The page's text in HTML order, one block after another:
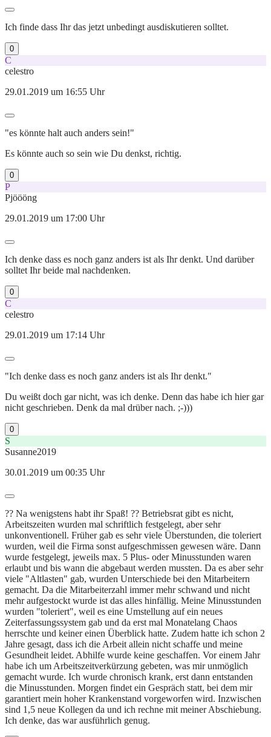
Ich finde dass Ihr das jetzt unbedingt ausdiskutieren solltet.
0
C
celestro
29.01.2019 um 16:55 Uhr
"es könnte halt auch anders sein!"
Es könnte auch so sein wie Du denkst, richtig.
0
P
Pjöööng
29.01.2019 um 17:00 Uhr
Ich denke dass es noch ganz anders ist als Ihr denkt. Und darüber
solltet Ihr beide mal nachdenken.
0
C
celestro
29.01.2019 um 17:14 Uhr
"Ich denke dass es noch ganz anders ist als Ihr denkt."
Du weißt doch gar nicht, was ich denke. Denn das habe ich hier gar
nicht geschrieben. Denk da mal drüber nach. ;-)))
0
S
Susanne2019
30.01.2019 um 00:35 Uhr
?? Na wenigstens habt ihr Spaß! ?? Betriebsrat gibt es nicht,
Arbeitszeiten wurden mal schriftlich festgelegt, aber sehr
unkonventionell. Früher gab es sehr viele Überstunden, die toleriert
wurden, weil die Firma sonst aufgeschmissen gewesen wäre. Dann
wurde festgelegt, jeweils max. 5 Plus- oder Minusstunden waren
erlaubt und bis wann die abgebaut werden mussten. Da es aber sehr
viele "Altlasten" gab, wurden Unterschiede bei den Mitarbeitern
gemacht. Da die Mitarbeiterzahl immer mehr schwand und nicht
mehr aufgestockt wurde ist das alles hinfällig. Meine Minusstunden
wurden "toleriert", weil es eine Umstellung auf ein neues
Zeiterfassungssystem gab und da erst mal Monatelang Chaos
herrschte und keiner einen Überblick hatte. Zudem hatte ich schon 2
Jahre gesagt, dass ich die Arbeit allein nicht schaffe und meine
Gesundheit leidet. Abhilfe wurde keine geschaffen. Vor einem Jahr
habe ich um Arbeitszeitverkürzung gebeten, was mir unmöglich
gemacht wurde. Ich wurde chronisch krank, erst dann entstanden
die Minusstunden. Morgen findet ein Gespräch statt, bei dem mir
garantiert mein hoher Krankenstand vorgeworfen wird. Inzwischen
sind 1,5 neue Kollegen da und ich rechne mit meiner Abschiebung.
Ich denke, das war ausführlich genug.